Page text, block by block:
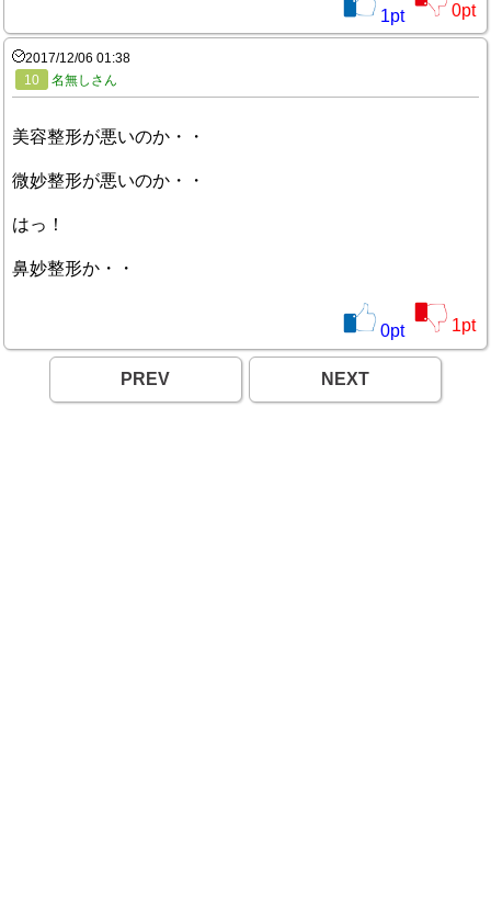
1pt 0pt
2017/12/06 01:38
10
名無しさん
美容整形が悪いのか・・
微妙整形が悪いのか・・
はっ！
鼻妙整形か・・
0pt 1pt
PREV NEXT